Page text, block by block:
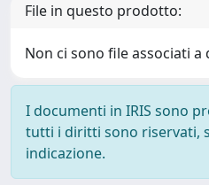
File in questo prodotto:
Non ci sono file associati
I documenti in IRIS sono
tutti i diritti sono riservati,
indicazione.